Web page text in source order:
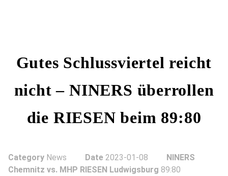
Gutes Schlussviertel reicht
nicht – NINERS überrollen
die RIESEN beim 89:80
Category News Date 2023-01-08
NINERS
Chemnitz vs. MHP RIESEN Ludwigsburg 89:80